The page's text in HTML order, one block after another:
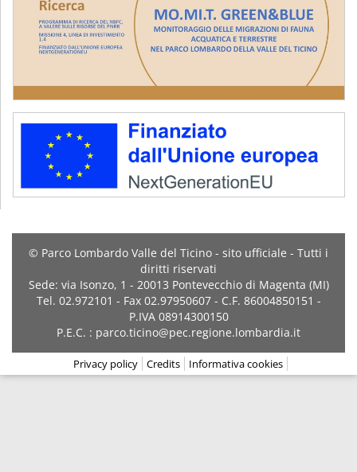
© Parco Lombardo Valle del Ticino - sito ufficiale - Tutti i
diritti riservati
Sede: via Isonzo, 1 - 20013 Pontevecchio di Magenta (MI)
Tel. 02.972101 - Fax 02.97950607 - C.F. 86004850151 -
P.IVA 08914300150
P.E.C. : parco.ticino@pec.regione.lombardia.it
Privacy policy Credits Informativa cookies